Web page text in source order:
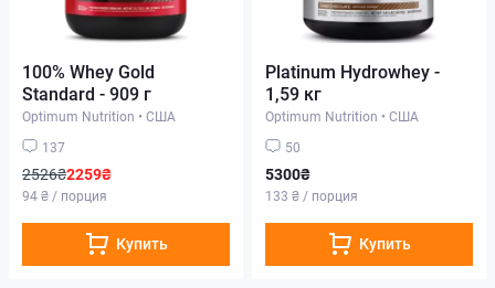
100% Whey Gold
Standard - 909 г
Optimum Nutrition • США
137
2526₴2259₴
94 ₴ / порция
Купить
Platinum Hydrowhey -
1,59 кг
Optimum Nutrition • США
50
5300₴
133 ₴ / порция
Купить